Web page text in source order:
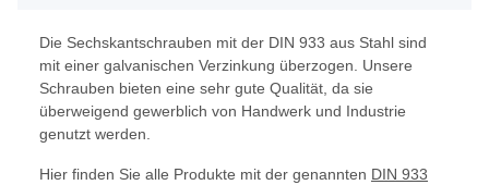
Die Sechskantschrauben mit der DIN 933 aus Stahl sind
mit einer galvanischen Verzinkung überzogen. Unsere
Schrauben bieten eine sehr gute Qualität, da sie
überweigend gewerblich von Handwerk und Industrie
genutzt werden.
Hier finden Sie alle Produkte mit der genannten DIN 933